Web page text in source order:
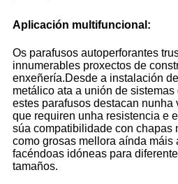
Aplicación multifuncional:
Os parafusos autoperforantes
innumerables proxectos de
enxeñería.Desde a instalación
metálico ata a unión de
estes parafusos destacan
que requiren unha resistencia e
súa compatibilidade con chapas
como grosas mellora aínda máis
facéndoas idóneas para
tamaños.